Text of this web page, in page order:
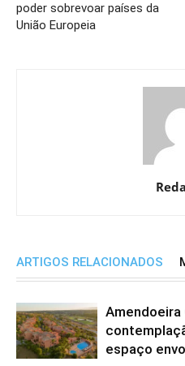
poder sobrevoar países da
União Europeia
ARTIGOS RELACIONADOS
espaço